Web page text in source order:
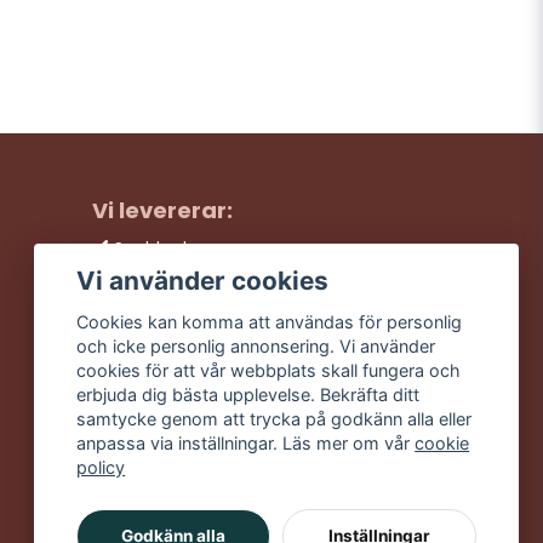
Vi levererar:
Snabba leveranser
Trygga köp
Fri frakt över 499:-
Trevlig kundtjänst
Vi använder cookies
Cookies kan komma att användas för personlig
och icke personlig annonsering. Vi använder
cookies för att vår webbplats skall fungera och
erbjuda dig bästa upplevelse. Bekräfta ditt
samtycke genom att trycka på godkänn alla eller
anpassa via inställningar. Läs mer om vårcookie
policy
Godkänn alla Inställningar